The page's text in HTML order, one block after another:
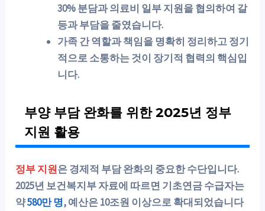
30% 분담과 의료비 일부 지원을 협의하여 갈
등과 부담을 줄였습니다.
가족 간 역할과 책임을 명확히 정리하고 정기
적으로 소통하는 것이 장기적 협력의 핵심입
니다.
부양 부담 완화를 위한 2025년 정부
지원 활용
정부 지원은 경제적 부담 완화의 중요한 수단입니다.
2025년 보건복지부 자료에 따르면 기초연금 수급자는
약580만 명, 예산은 10조원 이상으로 확대되었습니다